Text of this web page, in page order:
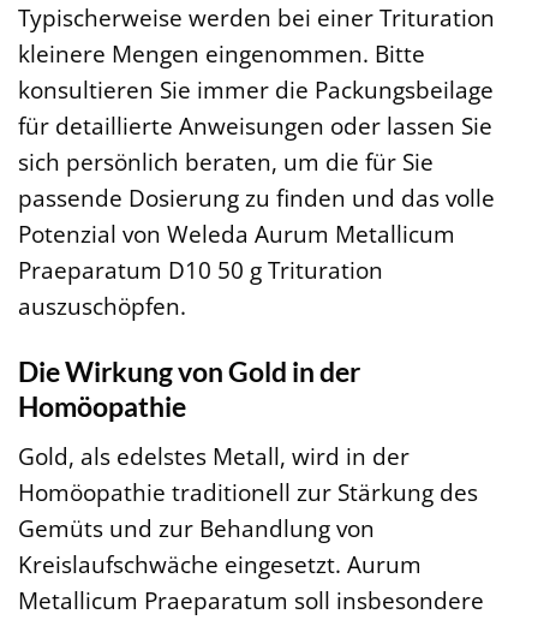
Typischerweise werden bei einer Trituration
kleinere Mengen eingenommen. Bitte
konsultieren Sie immer die Packungsbeilage
für detaillierte Anweisungen oder lassen Sie
sich persönlich beraten, um die für Sie
passende Dosierung zu finden und das volle
Potenzial von Weleda Aurum Metallicum
Praeparatum D10 50 g Trituration
auszuschöpfen.
Die Wirkung von Gold in der
Homöopathie
Gold, als edelstes Metall, wird in der
Homöopathie traditionell zur Stärkung des
Gemüts und zur Behandlung von
Kreislaufschwäche eingesetzt. Aurum
Metallicum Praeparatum soll insbesondere